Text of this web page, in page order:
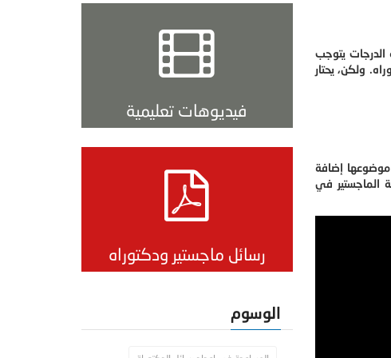
الدرجات يتوجب
ولكن، يحتار
موضوعها إضافة
الماجستير في
فيديوهات تعليمية
رسائل ماجستير ودكتوراه
الوسوم